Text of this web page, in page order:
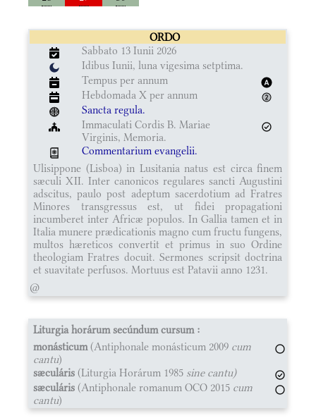
ORDO
Sabbato 13 Iunii 2026
Idibus Iunii, luna vigesima setptima.
Tempus per annum
Hebdomada X per annum
Sancta regula.
Immaculati Cordis B. Mariae
Virginis, Memoria.
Commentarium evangelii.
Ulisippone (Lisboa) in Lusitania natus est circa finem
sæculi XII. Inter canonicos regulares sancti Augustini
adscitus, paulo post adeptum sacerdotium ad Fratres
Minores transgressus est, ut fidei propagationi
incumberet inter Africæ populos. In Gallia tamen et in
Italia munere prædicationis magno cum fructu fungens,
multos hæreticos convertit et primus in suo Ordine
theologiam Fratres docuit. Sermones scripsit doctrina
et suavitate perfusos. Mortuus est Patavii anno 1231.
@
Liturgia horárum secúndum cursum :
monásticum(Antiphonale monásticum 2009 cum
cantu)
sæculáris (Liturgia Horárum 1985 sine cantu)
sæculáris (Antiphonale romanum OCO 2015 cum
cantu)